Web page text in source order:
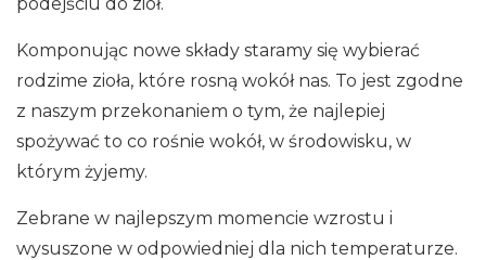
Komponując nowe składy staramy się wybierać
rodzime zioła, które rosną wokół nas. To jest zgodne
z naszym przekonaniem o tym, że najlepiej
spożywać to co rośnie wokół, w środowisku, w
którym żyjemy.
Zebrane w najlepszym momencie wzrostu i
wysuszone w odpowiedniej dla nich temperaturze.